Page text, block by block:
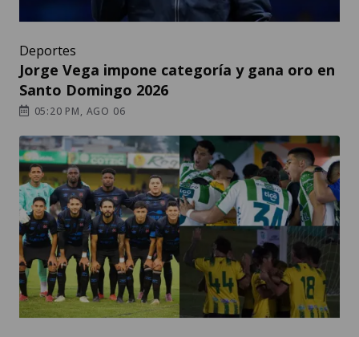
Deportes
Jorge Vega impone categoría y gana oro en
Santo Domingo 2026
05:20 PM, AGO 06